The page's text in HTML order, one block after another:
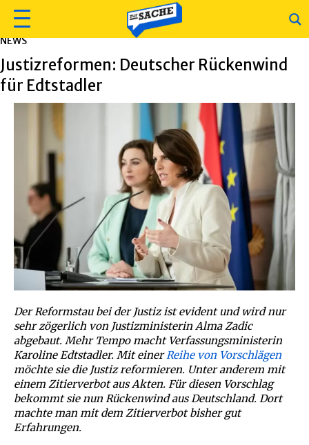
NEWS
Justizreformen: Deutscher Rückenwind
für Edtstadler
Der Reformstau bei der Justiz ist evident und wird nur
sehr zögerlich von Justizministerin Alma Zadic
abgebaut. Mehr Tempo macht Verfassungsministerin
Karoline Edtstadler. Mit einerReihe von Vorschlägen
möchte sie die Justiz reformieren. Unter anderem mit
einem Zitierverbot aus Akten. Für diesen Vorschlag
bekommt sie nun Rückenwind aus Deutschland. Dort
machte man mit dem Zitierverbot bisher gut
Erfahrungen.